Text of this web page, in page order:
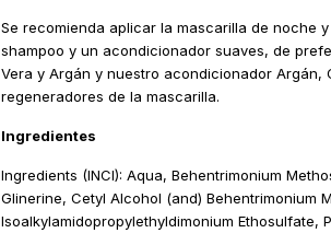
Se recomienda aplicar la mascarilla de noche
shampoo y un acondicionador suaves, de
Vera y Argán y nuestro acondicionador
regeneradores de la mascarilla.
Ingredientes
Ingredients (INCI): Aqua, Behentrimonium
Glinerine, Cetyl Alcohol (and) Behentrimonium
Isoalkylamidopropylethyldimonium Ethosulfate,